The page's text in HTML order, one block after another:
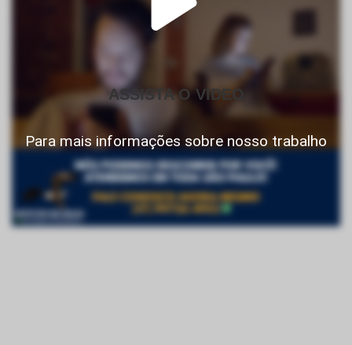
ASSISTA O VIDEO
Para mais informações sobre nosso trabalho